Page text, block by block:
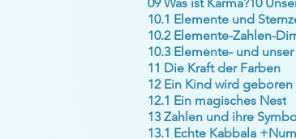
10.1 Elemente und
10.2 Elemente-Zahlen-
10.3 Elemente- und unser
11 Die Kraft der Farben
12 Ein Kind wird geboren
12.1 Ein magisches Nest
13 Zahlen und ihre
13.1 Echte Kabbala